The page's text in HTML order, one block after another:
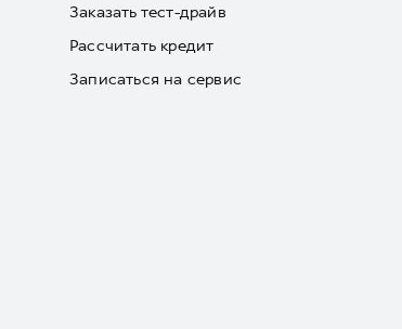
Заказать тест-драйв
Рассчитать кредит
Записаться на сервис